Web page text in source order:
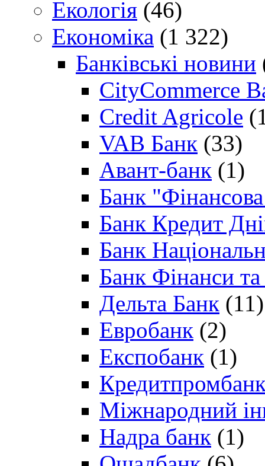
Екологія (46)
Економіка (1 322)
Банківські новини
CityCommerce
Credit Agricole
VAB Банк (33)
Авант-банк (1)
Банк "Фінансова
Банк Кредит
Банк
Банк Фінанси
Дельта Банк (11)
Евробанк (2)
Експобанк (1)
Міжнародний
Надра банк (1)